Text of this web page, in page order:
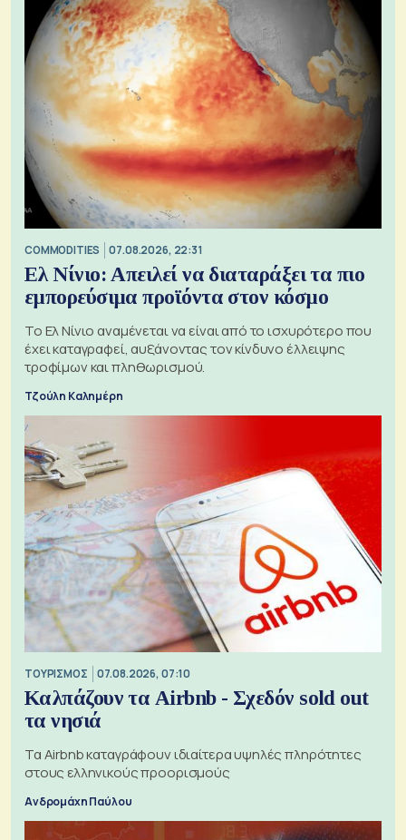
COMMODITIES 07.08.2026, 22:31
Ελ Νίνιο: Απειλεί να διαταράξει τα πιο
εμπορεύσιμα προϊόντα στον κόσμο
Το Ελ Νίνιο αναμένεται να είναι από το ισχυρότερο που
έχει καταγραφεί, αυξάνοντας τον κίνδυνο έλλειψης
τροφίμων και πληθωρισμού.
Τζούλη Καλημέρη
ΤΟΥΡΙΣΜΟΣ 07.08.2026, 07:10
Καλπάζουν τα Airbnb - Σχεδόν sold out
τα νησιά
Τα Airbnb καταγράφουν ιδιαίτερα υψηλές πληρότητες
στους ελληνικούς προορισμούς
Ανδρομάχη Παύλου